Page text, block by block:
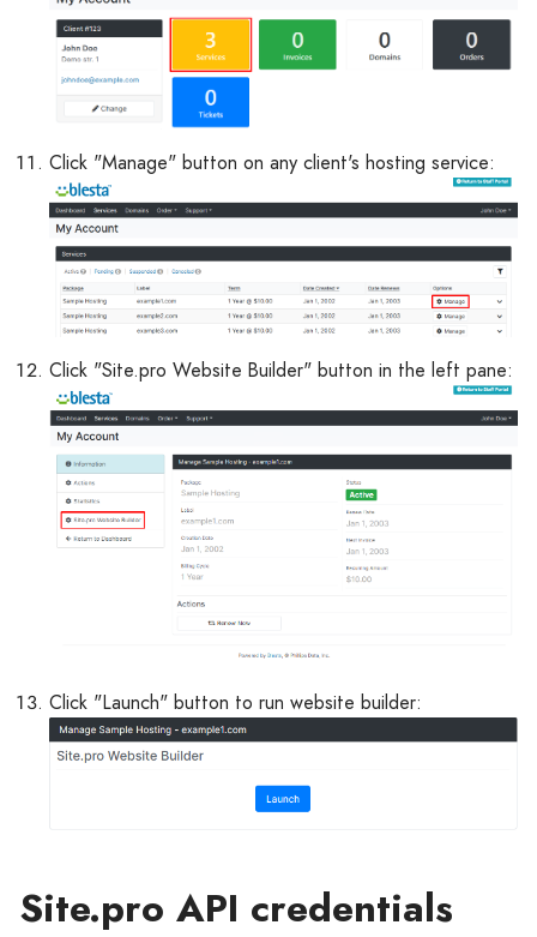
Click "Manage" button on any client's hosting service:
Click "Site.pro Website Builder" button in the left pane:
Click "Launch" button to run website builder:
Site.pro API credentials